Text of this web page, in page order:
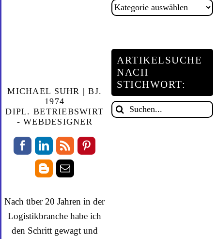
MICHAEL SUHR | BJ.
1974
DIPL. BETRIEBSWIRT
- WEBDESIGNER
Nach über 20 Jahren in der
Logistikbranche habe ich
den Schritt gewagt und
Artikelsuche
ARTIKELSUCHE
NACH
STICHWORT:
Suche